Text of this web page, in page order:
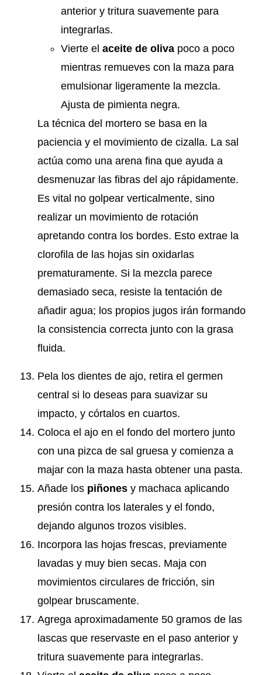
anterior y tritura suavemente para
integrarlas.
Vierte el aceite de oliva poco a poco
mientras remueves con la maza para
emulsionar ligeramente la mezcla.
Ajusta de pimienta negra.
La técnica del mortero se basa en la
paciencia y el movimiento de cizalla. La sal
actúa como una arena fina que ayuda a
desmenuzar las fibras del ajo rápidamente.
Es vital no golpear verticalmente, sino
realizar un movimiento de rotación
apretando contra los bordes. Esto extrae la
clorofila de las hojas sin oxidarlas
prematuramente. Si la mezcla parece
demasiado seca, resiste la tentación de
añadir agua; los propios jugos irán formando
la consistencia correcta junto con la grasa
fluida.
Pela los dientes de ajo, retira el germen
central si lo deseas para suavizar su
impacto, y córtalos en cuartos.
Coloca el ajo en el fondo del mortero junto
con una pizca de sal gruesa y comienza a
majar con la maza hasta obtener una pasta.
Añade los piñones y machaca aplicando
presión contra los laterales y el fondo,
dejando algunos trozos visibles.
Incorpora las hojas frescas, previamente
lavadas y muy bien secas. Maja con
movimientos circulares de fricción, sin
golpear bruscamente.
Agrega aproximadamente 50 gramos de las
lascas que reservaste en el paso anterior y
tritura suavemente para integrarlas.